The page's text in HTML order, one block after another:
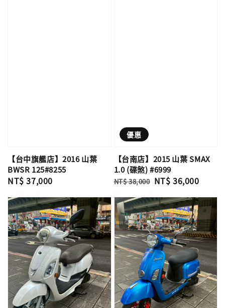
【台中旗艦店】2016 山葉
BWSR 125#8255
Regular
NT$ 37,000
優惠
【台南店】2015 山葉 SMAX
1.0 (碟煞) #6999
Regular
NT$ 38,000 Sale
NT$ 36,000